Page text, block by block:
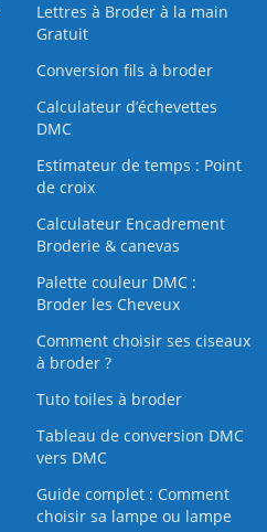
Lettres à Broder à la main
Gratuit
Conversion fils à broder
Calculateur d’échevettes
DMC
Estimateur de temps : Point
de croix
Calculateur Encadrement
Broderie & canevas
Palette couleur DMC :
Broder les Cheveux
Comment choisir ses ciseaux
à broder ?
Tuto toiles à broder
Tableau de conversion DMC
vers DMC
Guide complet : Comment
choisir sa lampe ou lampe